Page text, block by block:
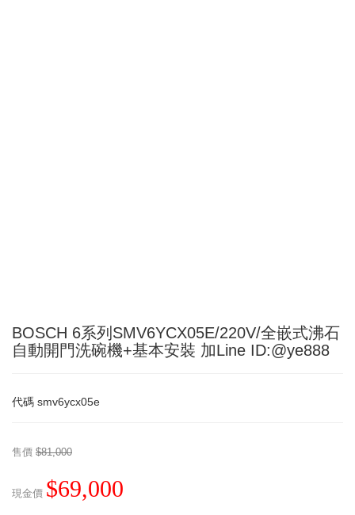
BOSCH 6系列SMV6YCX05E/220V/全嵌式沸石
自動開門洗碗機+基本安裝 加Line ID:@ye888
代碼 smv6ycx05e
售價 $81,000
現金價 $69,000